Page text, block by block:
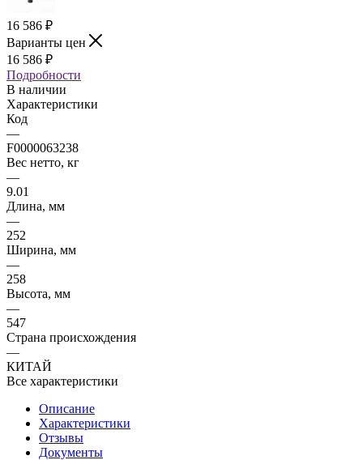
16 586 ₽
Варианты цен
16 586 ₽
Подробности
В наличии
Характеристики
Код
—
F0000063238
Вес нетто, кг
—
9.01
Длина, мм
—
252
Ширина, мм
—
258
Высота, мм
—
547
Страна происхождения
—
КИТАЙ
Все характеристики
Описание
Характеристики
Отзывы
Документы